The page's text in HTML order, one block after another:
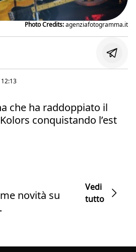
Photo Credits:agenziafotogramma.it
12:13
che ha raddoppiato il
conquistando l’est
novità su
Vedi
tutto